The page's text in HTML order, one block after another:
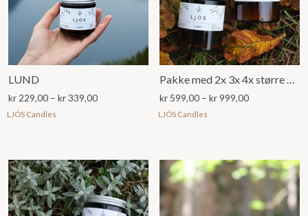
LUND
kr 229,00 – kr339,00Prisområde:
LJÓS Candles
kr 599,00 – kr999,00Prisområde:
LJÓS Candles